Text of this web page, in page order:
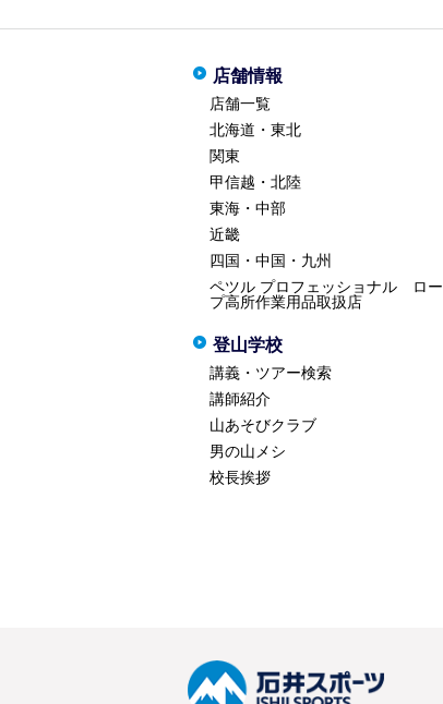
店舗情報
店舗一覧
北海道・東北
関東
甲信越・北陸
東海・中部
近畿
四国・中国・九州
ペツル プロフェッショナル ロー
プ高所作業用品取扱店
登山学校
講義・ツアー検索
講師紹介
山あそびクラブ
男の山メシ
校長挨拶